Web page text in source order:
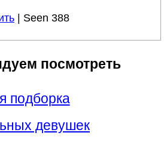
| Seen 388
посмотреть
подборка
девушек